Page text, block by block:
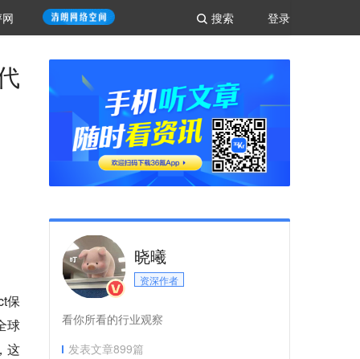
登录
搜索
保
球
这
晓曦
资深作者
看你所看的行业观察
发表文章899篇